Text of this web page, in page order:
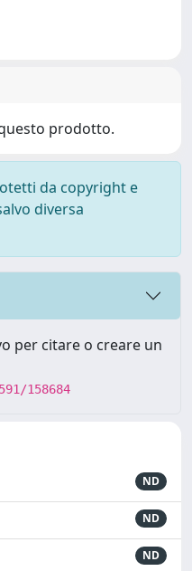
prodotto.
da copyright e
diversa
per citare o creare un
158684
ND
ND
ND